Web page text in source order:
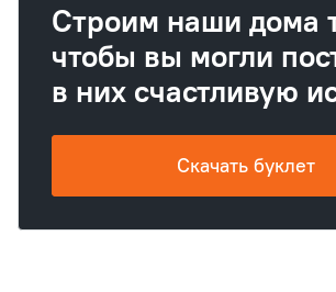
Строим наши дома
чтобы вы могли
в них счастливую
Скачать буклет